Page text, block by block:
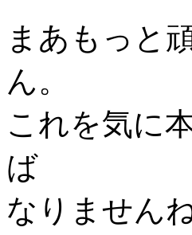
まあもっと
ん。
これを気に
ば
なりませんね